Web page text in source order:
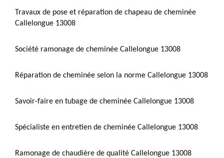
Travaux de pose et réparation de chapeau de cheminée
Callelongue 13008
Société ramonage de cheminée Callelongue 13008
Réparation de cheminée selon la norme Callelongue 13008
Savoir-faire en tubage de cheminée Callelongue 13008
Spécialiste en entretien de cheminée Callelongue 13008
Ramonage de chaudière de qualité Callelongue 13008